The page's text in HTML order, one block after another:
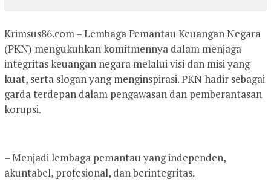
Krimsus86.com – Lembaga Pemantau Keuangan Negara
(PKN) mengukuhkan komitmennya dalam menjaga
integritas keuangan negara melalui visi dan misi yang
kuat, serta slogan yang menginspirasi. PKN hadir sebagai
garda terdepan dalam pengawasan dan pemberantasan
korupsi.
– Menjadi lembaga pemantau yang independen,
akuntabel, profesional, dan berintegritas.